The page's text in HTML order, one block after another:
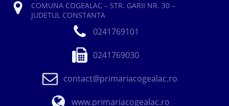
COMUNA COGEALAC – STR. GARII NR. 30 –
JUDETUL CONSTANTA
0241769101
0241769030
contact@primariacogealac.ro
www.primariacogealac.ro